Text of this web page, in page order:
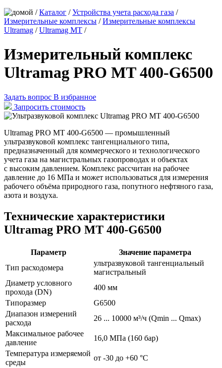
/Каталог /Устройства учета расхода газа /
Измерительные комплексы /Измерительные комплексы
Ultramag /Ultramag MT /
Измерительный комплекс
Ultramag PRO MT 400-G6500
Задать вопрос В избранное
Запросить стоимость
Ultramag PRO MT 400-G6500 — промышленный
ультразвуковой комплекс тангенциального типа,
предназначенный для коммерческого и технологического
учета газа на магистральных газопроводах и объектах
с высоким давлением. Комплекс рассчитан на рабочее
давление до 16 МПа и может использоваться для измерения
рабочего объёма природного газа, попутного нефтяного газа,
азота и воздуха.
Технические характеристики
Ultramag PRO MT 400-G6500
Параметр
Значение параметра
Тип расходомера
ультразвуковой тангенциальный
магистральный
Диаметр условного
прохода (DN)
400 мм
Типоразмер
G6500
Диапазон измерений
расхода
26 ... 10000 м³/ч (Qmin ... Qmax)
Максимальное рабочее
давление
16,0 МПа (160 бар)
Температура измеряемой
среды
от -30 до +60 °С